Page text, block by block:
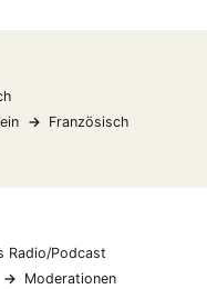
Französisch
Radio/Podcast
Moderationen